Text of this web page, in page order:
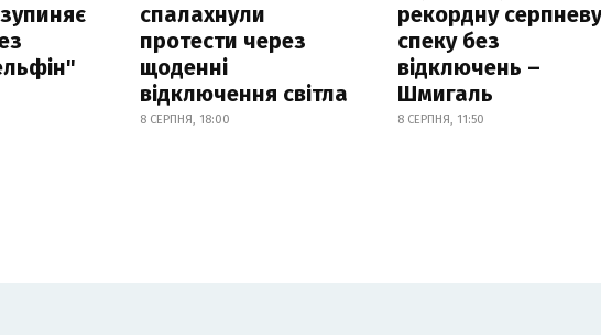
спалахнули
протести через
щоденні
відключення світла
8 СЕРПНЯ, 18:00
рекордну
спеку без
відключень –
Шмигаль
8 СЕРПНЯ, 11:50